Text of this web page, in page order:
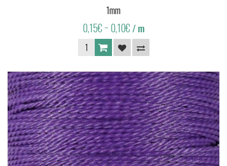
1mm
0,15€~ 0,10€/ m